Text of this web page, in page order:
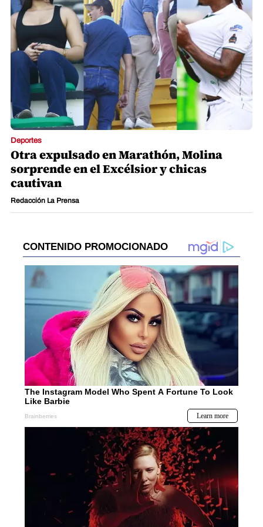
Deportes
Otra expulsado en Marathón, Molina
sorprende en el Excélsior y chicas
cautivan
Redacción La Prensa